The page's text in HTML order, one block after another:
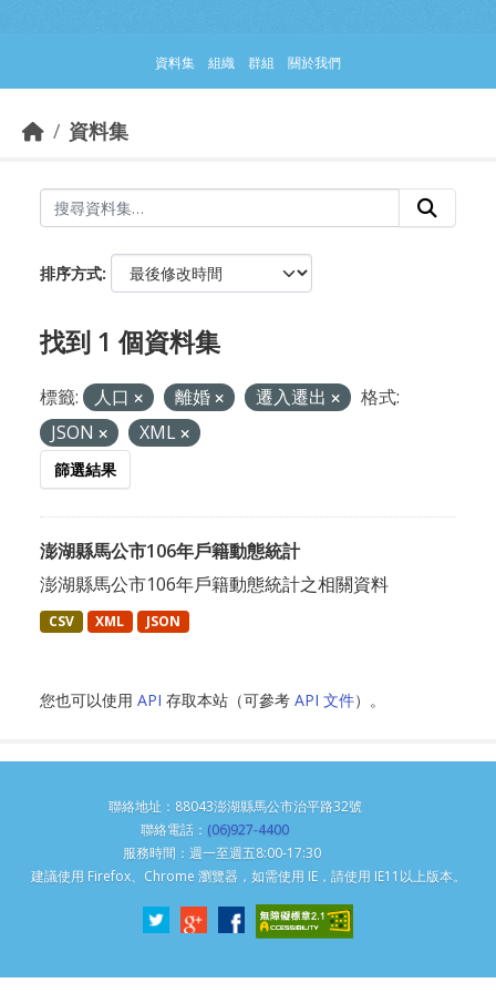
資料集 組織 群組 關於我們
資料集
排序方式
找到 1 個資料集
標籤: 人口 離婚 遷入遷出
格式:
JSON
XML
篩選結果
澎湖縣馬公市106年戶籍動態統計
澎湖縣馬公市106年戶籍動態統計之相關資料
CSV XML JSON
您也可以使用 API 存取本站（可參考 API 文件）。
聯絡地址：88043澎湖縣馬公市治平路32號
聯絡電話： (06)927-4400
服務時間：週一至週五8:00-17:30
建議使用 Firefox、Chrome 瀏覽器，如需使用 IE，請使用 IE11以上版本。